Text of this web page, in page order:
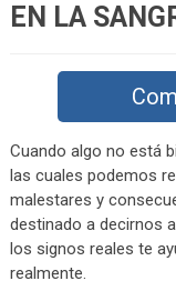
EN LA
Cuando algo no está
las cuales podemos
malestares y
destinado a decirnos
los signos reales te
realmente.